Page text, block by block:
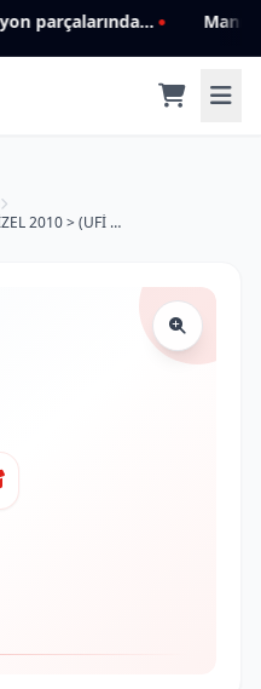
Mannlich: Filtre ve ön süspansiyon parçalarında genişleyen ürün yelpazesiyle kalite ve güven.
WB 513 FORD FOCUS C-MAX YM 1,6 DİZEL 2010 > (UFİ TİP OLAN) 5M5Q-9155-AA Yakıt/Mazot Filtresi